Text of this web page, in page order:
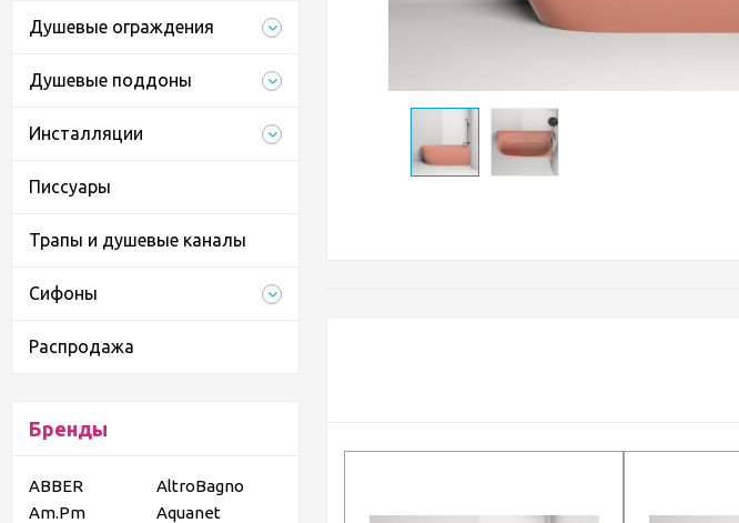
Душевые ограждения
Душевые поддоны
Инсталляции
Писсуары
Трапы и душевые каналы
Сифоны
Распродажа
Бренды
ABBER
AltroBagno
Am.Pm
Aquanet